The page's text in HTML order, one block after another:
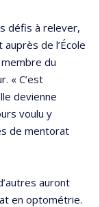
défis à relever,
de l’École
du
« C’est
devienne
voulu y
de mentorat
auront
en optométrie.